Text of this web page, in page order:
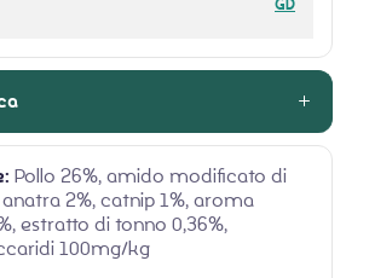
Pollo 26%, amido modificato di
2%, catnip 1%, aroma
estratto di tonno 0,36%,
100mg/kg